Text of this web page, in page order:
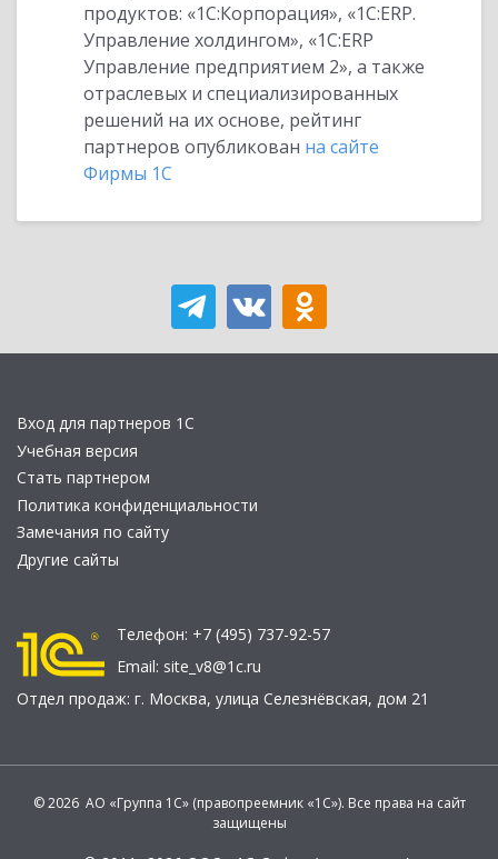
продуктов: «1С:Корпорация», «1С:ERP.
Управление холдингом», «1С:ERP
Управление предприятием 2», а также
отраслевых и специализированных
решений на их основе, рейтинг
партнеров опубликован на сайте
Фирмы 1С
Вход для партнеров 1С
Учебная версия
Стать партнером
Политика конфиденциальности
Замечания по сайту
Другие сайты
Телефон: +7 (495) 737-92-57
Email: site_v8@1c.ru
Отдел продаж: г. Москва, улица Селезнёвская, дом 21
© 2026 АО «Группа 1С» (правопреемник «1С»). Все права на сайт
защищены